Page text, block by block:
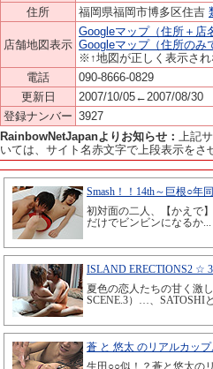
住所
福岡県福岡市博多区住吉
店舗地図表示
Googleマップ（住所＋店
Googleマップ（住所のみ
※↑地図が正しく表示され
電話
090-8666-0829
更新日
2007/10/05←2007/08/30
登録ナンバー 3927
RainbowNetJapanよりお知らせ： 上記
いては、サイト名赤文字で上段表示をさ